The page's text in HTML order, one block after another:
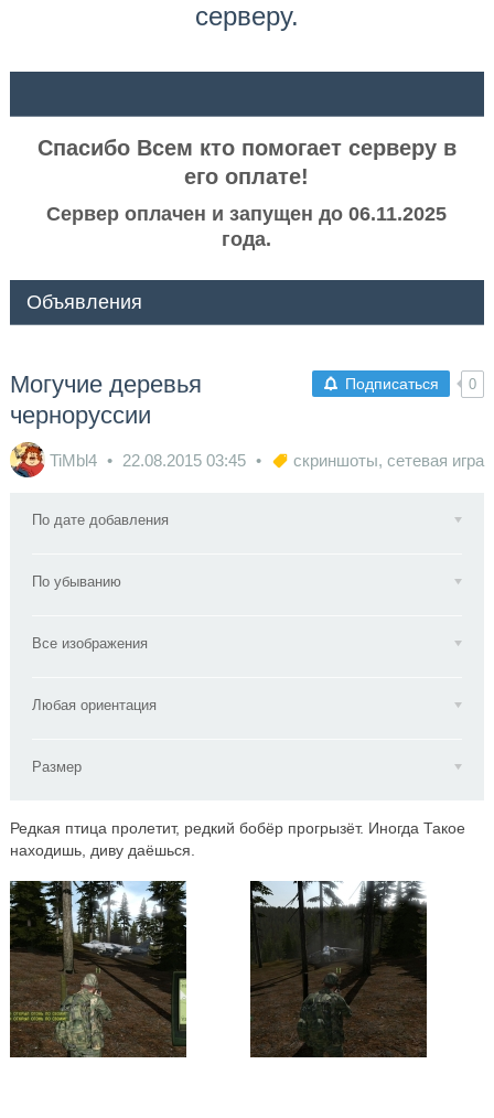
серверу.
Спасибо Всем кто помогает серверу в
его оплате!
Сервер оплачен и запущен до 06.11.2025
года.
Объявления
Подписаться 0
Могучие деревья
черноруссии
TiMbl4 22.08.2015 03:45 скриншоты, сетевая игра
По дате добавления
По убыванию
Все изображения
Любая ориентация
Размер
Редкая птица пролетит, редкий бобёр прогрызёт. Иногда Такое
находишь, диву даёшься.